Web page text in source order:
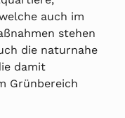
auch im
stehen
die naturnahe
damit
Grünbereich